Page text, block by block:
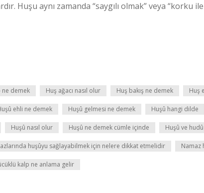
Huşu aynı zamanda “saygılı olmak” veya “korku
ne demek Huş ağacı nasıl olur Huş bakış ne demek Huş
ehli ne demek Huşû gelmesi ne demek Huşû hangi dilde
Huşû nasıl olur Huşû ne demek cümle içinde Huşû ve
huşûyu sağlayabilmek için nelere dikkat etmelidir Namaz
kalp ne anlama gelir